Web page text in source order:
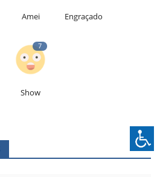
Amei Engraçado
7
Show